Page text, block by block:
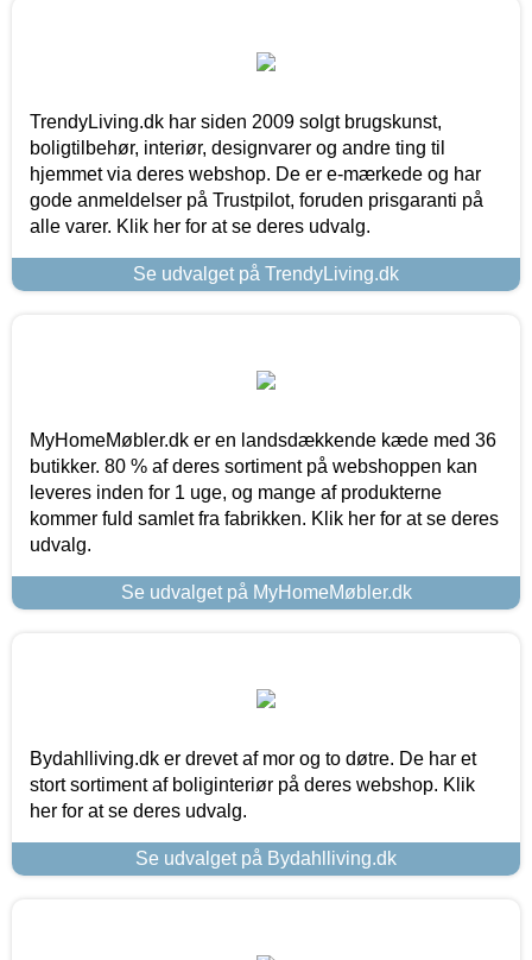
TrendyLiving.dk har siden 2009 solgt brugskunst,
boligtilbehør, interiør, designvarer og andre ting til
hjemmet via deres webshop. De er e-mærkede og har
gode anmeldelser på Trustpilot, foruden prisgaranti på
alle varer. Klik her for at se deres udvalg.
Se udvalget på TrendyLiving.dk
MyHomeMøbler.dk er en landsdækkende kæde med 36
butikker. 80 % af deres sortiment på webshoppen kan
leveres inden for 1 uge, og mange af produkterne
kommer fuld samlet fra fabrikken. Klik her for at se deres
udvalg.
Se udvalget på MyHomeMøbler.dk
Bydahlliving.dk er drevet af mor og to døtre. De har et
stort sortiment af boliginteriør på deres webshop. Klik
her for at se deres udvalg.
Se udvalget på Bydahlliving.dk